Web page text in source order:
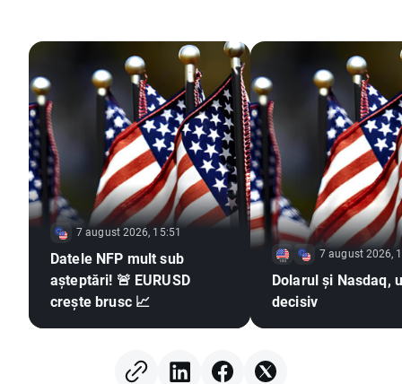
7 august 2026, 15:51
Datele NFP mult sub
așteptări! 🚨 EURUSD
crește brusc 📈
7 august 2026,
Dolarul și Nasdaq,
decisiv